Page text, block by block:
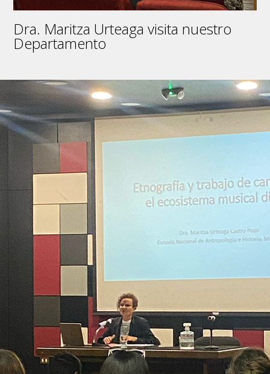
Dra. Maritza Urteaga visita nuestro
Departamento